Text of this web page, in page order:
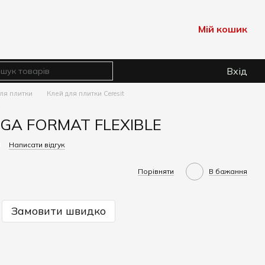
Мій кошик
Вхід
плитки
Клей для плитки Ceresit
FORMAT FLEXIBLE
Написати відгук
Порівняти В бажання
Замовити швидко